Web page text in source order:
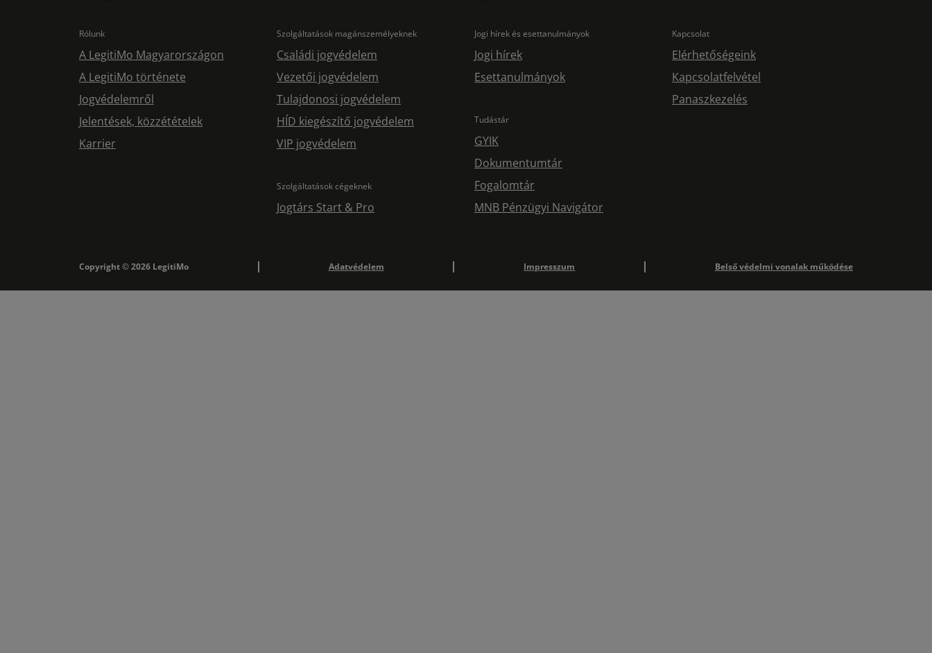
Rólunk
A LegitiMo Magyarországon
A LegitiMo története
Jogvédelemről
Jelentések, közzétételek
Karrier
Szolgáltatások magánszemélyeknek
Családi jogvédelem
Vezetői jogvédelem
Tulajdonosi jogvédelem
HÍD kiegészítő jogvédelem
VIP jogvédelem
Szolgáltatások cégeknek
Jogtárs Start & Pro
Jogi hírek és esettanulmányok
Jogi hírek
Esettanulmányok
Tudástár
GYIK
Dokumentumtár
Fogalomtár
MNB Pénzügyi Navigátor
Kapcsolat
Elérhetőségeink
Kapcsolatfelvétel
Panaszkezelés
Copyright © 2026 LegitiMo Adatvédelem Impresszum Belső védelmi vonalak működése